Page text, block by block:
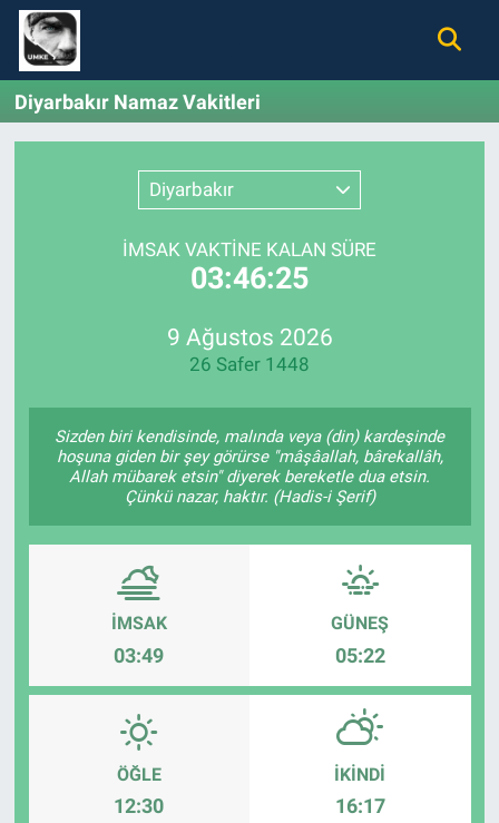
Diyarbakır Namaz Vakitleri
Diyarbakır
İMSAK VAKTİNE KALAN SÜRE
03:46:25
9 Ağustos 2026
26 Safer 1448
Sizden biri kendisinde, malında veya (din) kardeşinde
hoşuna giden bir şey görürse "mâşâallah, bârekallâh,
Allah mübarek etsin" diyerek bereketle dua etsin.
Çünkü nazar, haktır. (Hadis-i Şerif)
İMSAK
03:49
GÜNEŞ
05:22
ÖĞLE
12:30
İKINDI
16:17
Gündem
Ekonomi
Magazin
Künye
Nöbetçi Eczaneler
Hava Durumu
Namaz Vakitleri
Trafik Durumu
Son Dakika Haberleri
Haber Arşivi